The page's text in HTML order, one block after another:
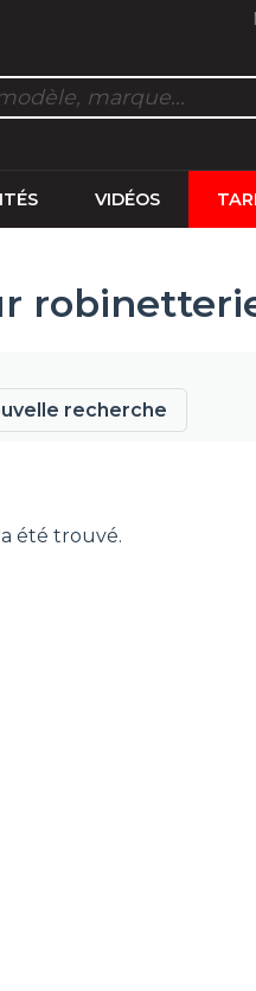
VIDÉOS
recherche
été trouvé.